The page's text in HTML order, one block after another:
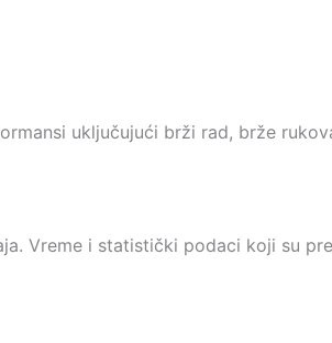
uključujući brži rad, brže
Vreme i statistički podaci koji su